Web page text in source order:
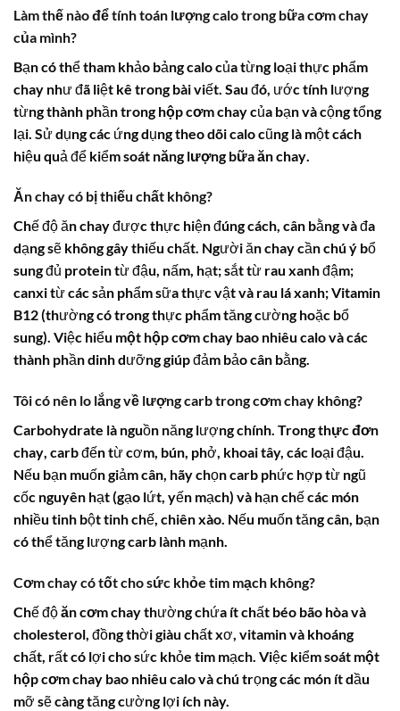
Làm thế nào để tính toán lượng calo trong bữa cơm chay
của mình?
Bạn có thể tham khảo bảng calo của từng loại thực phẩm
chay như đã liệt kê trong bài viết. Sau đó, ước tính lượng
từng thành phần tronghộp cơm chaycủa bạn và cộng tổng
lại. Sử dụng các ứng dụng theo dõi calo cũng là một cách
hiệu quả để kiểm soát năng lượng bữa ăn chay
Ăn chay có bị thiếu chất không?
Chế độ ăn chay được thực hiện đúng cách, cân bằng và đa
dạng sẽ không gây thiếu chất. Người ăn chay cần chú ý bổ
sung đủ protein từ đậu, nấm, hạt; sắt từ rau xanh đậm;
canxi từ các sản phẩm sữa thực vật và rau lá xanh; Vitamin
B12 (thường có trong thực phẩm tăng cường hoặc bổ
sung). Việc hiểu một hộp cơm chay bao nhiêu calovà các
thành phần dinh dưỡng giúp đảm bảo cân bằng.
Tôi có nên lo lắng về lượng carb trong cơm chay không?
Carbohydrate là nguồn năng lượng chính. Trongthực đơn
chay, carb đến từ cơm, bún, phở, khoai tây, các loại đậu.
Nếu bạn muốn giảm cân, hãy chọn carb phức hợp từ ngũ
cốc nguyên hạt (gạo lứt, yến mạch) và hạn chế các món
nhiều tinh bột tinh chế, chiên xào. Nếu muốn tăng cân, bạn
có thể tăng lượng carb lành mạnh.
Cơm chay có tốt cho sức khỏe tim mạch không?
Chế độăn cơm chaythường chứa ít chất béo bão hòa và
cholesterol, đồng thời giàu chất xơ, vitamin và khoáng
chất, rất có lợi cho sức khỏe tim mạch. Việc kiểm soát một
hộp cơm chay bao nhiêu calovà chú trọng các món ít dầu
mỡ sẽ càng tăng cường lợi ích này.